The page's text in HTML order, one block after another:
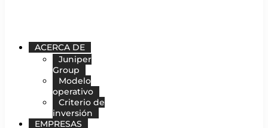
ACERCA DE
Juniper
Group
Modelo
operativo
Criterio de
inversión
EMPRESAS